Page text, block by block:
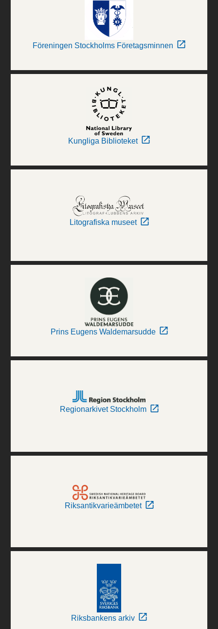
Föreningen Stockholms Företagsminnen
Kungliga Biblioteket
Litografiska museet
Prins Eugens Waldemarsudde
Regionarkivet Stockholm
Riksantikvarieämbetet
Riksbankens arkiv